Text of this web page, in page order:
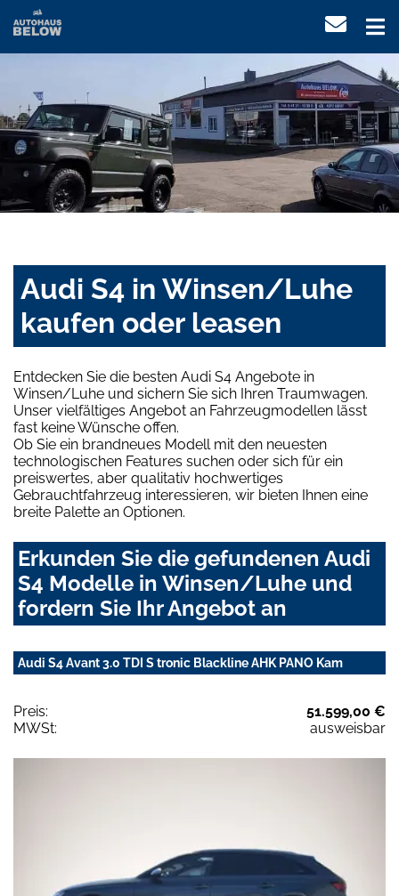
Audi S4 in Winsen/Luhe
kaufen oder leasen
Entdecken Sie die besten Audi S4 Angebote in
Winsen/Luhe und sichern Sie sich Ihren Traumwagen.
Unser vielfältiges Angebot an Fahrzeugmodellen lässt
fast keine Wünsche offen.
Ob Sie ein brandneues Modell mit den neuesten
technologischen Features suchen oder sich für ein
preiswertes, aber qualitativ hochwertiges
Gebrauchtfahrzeug interessieren, wir bieten Ihnen eine
breite Palette an Optionen.
Erkunden Sie die gefundenen Audi
S4 Modelle in Winsen/Luhe und
fordern Sie Ihr Angebot an
Audi S4 Avant 3.0 TDI S tronic Blackline AHK PANO Kam
Preis:
51.599,00 €
MWSt:
ausweisbar